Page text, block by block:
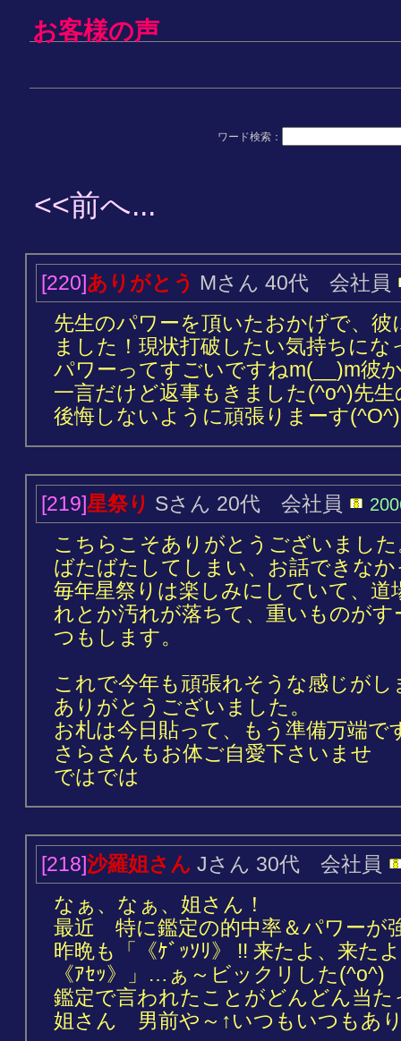
お客様の声
ワード検索：
<<前へ...
[220]ありがとう Mさん 40代 会社員
先生のパワーを頂いたおかげで、彼
ました！現状打破したい気持ちに
パワーってすごいですねm(__)m彼
一言だけど返事もきました(^o^)先
後悔しないように頑張りまーす(^O^)
[219]星祭り Sさん 20代 会社員
こちらこそありがとうございました
ばたばたしてしまい、お話できな
毎年星祭りは楽しみにしていて、道
れとか汚れが落ちて、重いものが
つもします。
これで今年も頑張れそうな感じが
ありがとうございました。
お札は今日貼って、もう準備万端で
さらさんもお体ご自愛下さいませ
ではでは
[218]沙羅姐さん Jさん 30代 会社員
なぁ、なぁ、姐さん！
最近 特に鑑定の的中率＆パワーが
昨晩も「《ｹﾞｯｿﾘ》 !! 来たよ、来た
《ｱｾｯ》」…ぁ～ビックリした(^o^)
鑑定で言われたことがどんどん当
姐さん 男前や～↑いつもいつもあ